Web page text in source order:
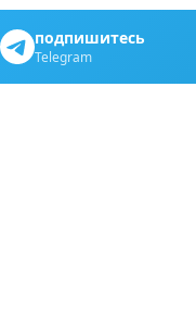
подпишитесь
Telegram